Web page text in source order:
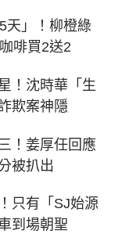
天」！柳橙綠
啡買2送2
！沈時華「生
欺案神隱
！姜厚任回應
被扒出
只有「SJ始源
到場朝聖